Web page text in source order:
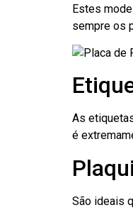
Estes
sempre os
As
é
São ideais